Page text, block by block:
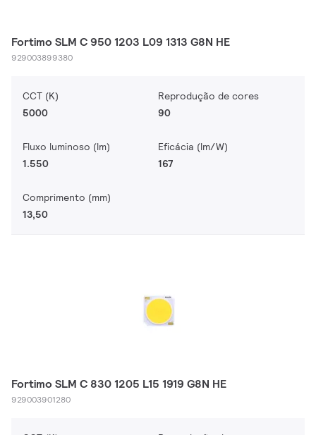
Fortimo SLM C 950 1203 L09 1313 G8N HE
929003899380
CCT (K)
5000
Reprodução de cores
90
Fluxo luminoso (lm)
1.550
Eficácia (lm/W)
167
Comprimento (mm)
13,50
Fortimo SLM C 830 1205 L15 1919 G8N HE
929003901280